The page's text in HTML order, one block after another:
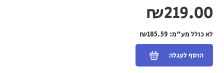
₪219.00
לא כולל מע"מ:
הוסף לעגלה